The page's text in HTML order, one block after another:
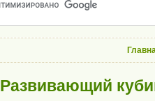
Развивающий